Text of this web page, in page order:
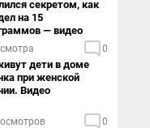
секретом, как
на 15
— видео
0
дети в доме
при женской
Видео
0